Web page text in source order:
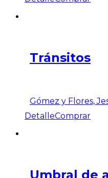
Tránsitos
Gómez y Flores,
DetalleComprar
Umbral de